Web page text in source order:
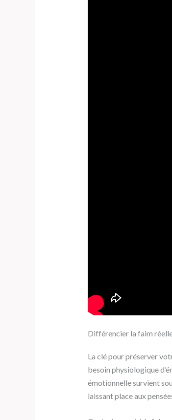
Différencier la faim
La clé pour préserver
besoin physiologique
émotionnelle survient
laissant place aux